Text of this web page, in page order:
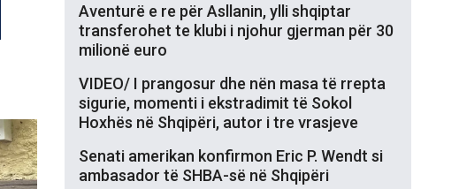
Aventurë e re për Asllanin, ylli shqiptar
transferohet te klubi i njohur gjerman për 30
milionë euro
VIDEO/ I prangosur dhe nën masa të rrepta
sigurie, momenti i ekstradimit të Sokol
Hoxhës në Shqipëri, autor i tre vrasjeve
Senati amerikan konfirmon Eric P. Wendt si
ambasador të SHBA-së në Shqipëri